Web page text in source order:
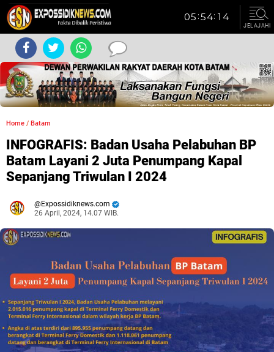
JELAJAHI
Home / Batam
INFOGRAFIS: Badan Usaha Pelabuhan BP
Batam Layani 2 Juta Penumpang Kapal
Sepanjang Triwulan I 2024
Expossidiknews.com
26 April, 2024, 14.07 WIB.